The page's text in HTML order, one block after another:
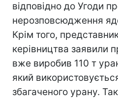
відповідно до Угоди
нерозповсюдження
Крім того,
керівництва заявили
вже виробив 110 т
який
збагаченого урану.